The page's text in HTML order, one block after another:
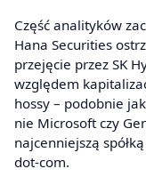
Część analityków
Hana Securities
przejęcie przez SK
względem
hossy – podobnie
nie Microsoft czy
najcenniejszą
dot-com.